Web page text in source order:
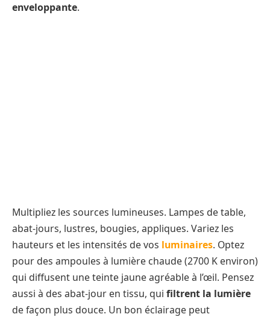
enveloppante.
Multipliez les sources lumineuses. Lampes de table,
abat-jours, lustres, bougies, appliques. Variez les
hauteurs et les intensités de vos luminaires. Optez
pour des ampoules à lumière chaude (2700 K environ)
qui diffusent une teinte jaune agréable à l’œil. Pensez
aussi à des abat-jour en tissu, qui filtrent la lumière
de façon plus douce. Un bon éclairage peut